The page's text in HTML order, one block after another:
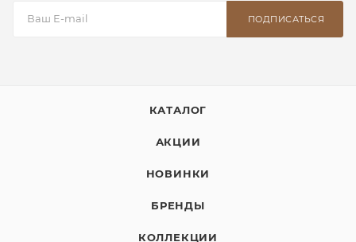
ПОДПИСАТЬСЯ
КАТАЛОГ
АКЦИИ
НОВИНКИ
БРЕНДЫ
КОЛЛЕКЦИИ